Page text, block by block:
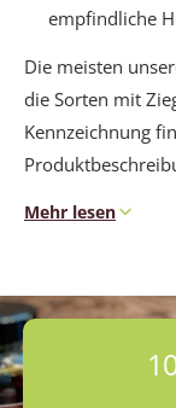
empfindliche
Die meisten
die Sorten mit
Kennzeichnung
Mehr lesen
Echte
Mittelmeer
Ein echter